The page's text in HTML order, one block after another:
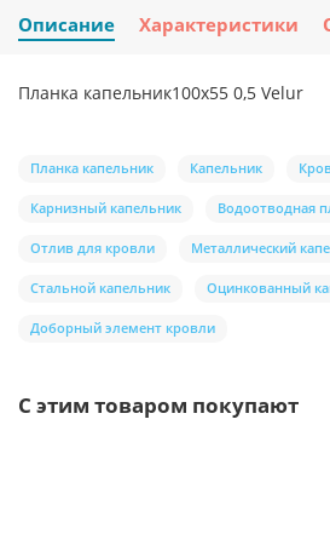
Описание Характеристики
Планка капельник100х55 0,5 Velur
Планка капельник Капельник
Карнизный капельник Водоотводная
Отлив для кровли Металлический
Стальной капельник Оцинкованный
Доборный элемент кровли
С этим товаром покупают